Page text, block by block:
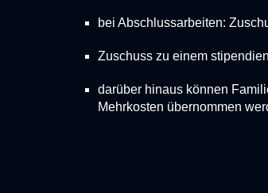
bei Abschlussarbeiten:
Zuschuss zu einem
darüber hinaus können
Mehrkosten übernommen